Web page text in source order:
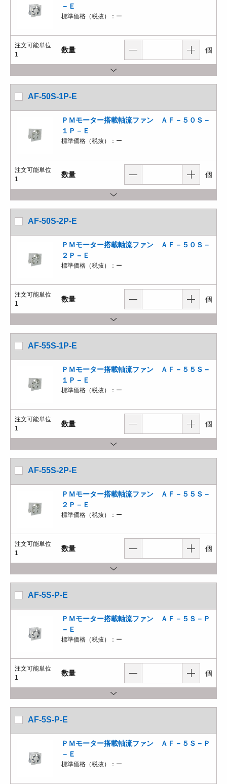
－Ｅ
標準価格（税抜）： ー
注文可能単位
1
数量 個
AF-50S-1P-E
ＰＭモーター搭載軸流ファン ＡＦ－５０Ｓ－
１Ｐ－Ｅ
標準価格（税抜）： ー
注文可能単位
1
数量 個
AF-50S-2P-E
ＰＭモーター搭載軸流ファン ＡＦ－５０Ｓ－
２Ｐ－Ｅ
標準価格（税抜）： ー
注文可能単位
1
数量 個
AF-55S-1P-E
ＰＭモーター搭載軸流ファン ＡＦ－５５Ｓ－
１Ｐ－Ｅ
標準価格（税抜）： ー
注文可能単位
1
数量 個
AF-55S-2P-E
ＰＭモーター搭載軸流ファン ＡＦ－５５Ｓ－
２Ｐ－Ｅ
標準価格（税抜）： ー
注文可能単位
1
数量 個
AF-5S-P-E
ＰＭモーター搭載軸流ファン ＡＦ－５Ｓ－Ｐ
－Ｅ
標準価格（税抜）： ー
注文可能単位
1
数量 個
AF-5S-P-E
ＰＭモーター搭載軸流ファン ＡＦ－５Ｓ－Ｐ
－Ｅ
標準価格（税抜）： ー